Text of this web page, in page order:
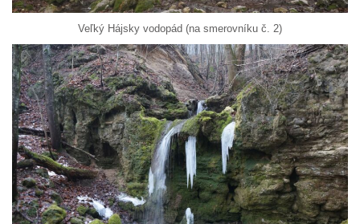
Veľký Hájsky vodopád (na smerovníku č. 2)